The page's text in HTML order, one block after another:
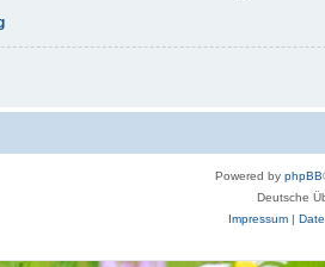
Powered by phpBB
Deutsche
Impressum |